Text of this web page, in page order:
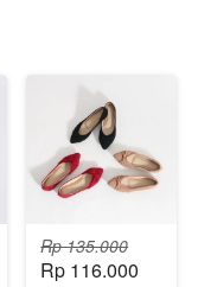
Rp 135.000
Rp 116.000